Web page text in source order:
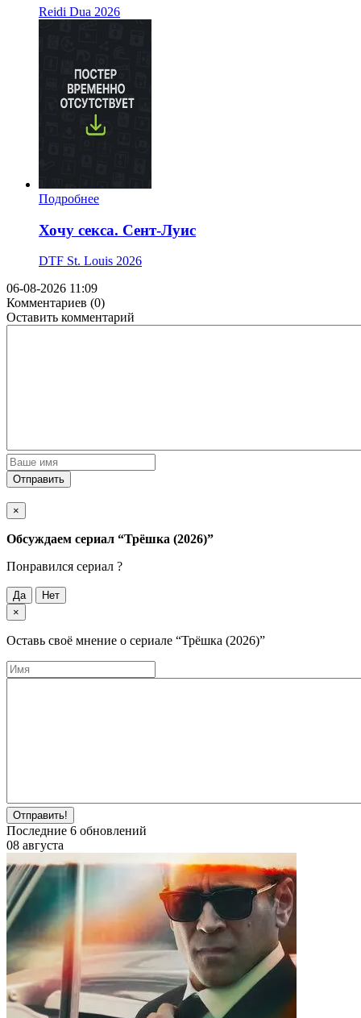
Reidi Dua 2026
Подробнее
Хочу секса. Сент-Луис
DTF St. Louis 2026
06-08-2026 11:09
Комментариев (0)
Оставить комментарий
Отправить
×
Обсуждаем cериал “Трёшка (2026)”
Понравился cериал ?
Да
Нет
×
Оставь своё мнение о cериале “Трёшка (2026)”
Отправить!
Последние 6 обновлений
08 августа